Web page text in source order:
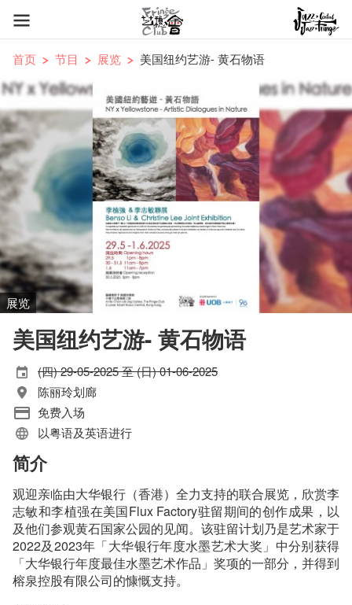
首页 节目 展览 美国纽约艺游- 黄石物语
展览
美国纽约艺游- 黄石物语
(四) 29-05-2025 至 (日) 01-06-2025
陈丽玲划廊
免费入场
以粤语及英语进行
简介
观迎亲临由大华银行（香港）全力支持的联合展览，欣赏李
志敏和李植强在美国Flux Factory驻留期间的创作成果，以
及他们参观黄石国家公园的见闻。该驻留计划乃是艺术家于
2022及2023年「大华银行年度水墨艺术大奖」中分别获得
「大华银行年度最佳水墨艺术作品」奖项的一部分，并得到
榕泉控股有限公司的慷慨支持。